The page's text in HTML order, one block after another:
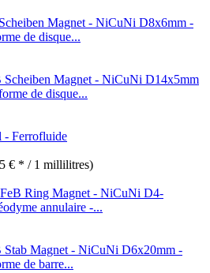
D8x6mm -
de disque...
D14x5mm
de disque...
- Ferrofluide
€ * / 1 millilitres)
D4-
annulaire -...
D6x20mm -
de barre...